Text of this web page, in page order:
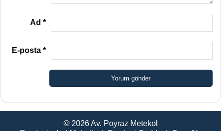
Ad*
E-posta*
© 2026Av. Poyraz Metekol